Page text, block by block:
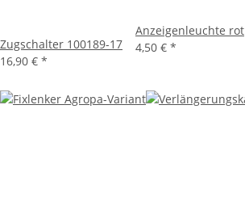
Zugschalter 100189-17
16,90 € *
Anzeigenleuchte rot
4,50 € *